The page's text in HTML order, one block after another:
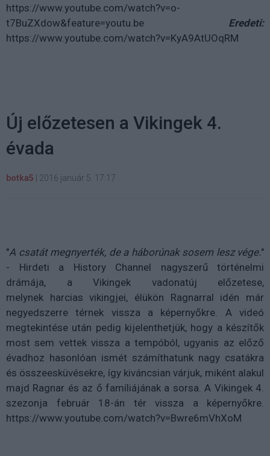
https://www.youtube.com/watch?v=o-
t7BuZXdow&feature=youtu.be Eredeti:
https://www.youtube.com/watch?v=KyA9AtUOqRM
Új előzetesen a Vikingek 4.
évada
botka5 2016 január 5. 17:17
"A csatát megnyerték, de a háborúnak sosem lesz vége."
- Hirdeti a History Channel nagyszerű történelmi
drámája, a Vikingek vadonatúj előzetese,
melynek harcias vikingjei, élükön Ragnarral idén már
negyedszerre térnek vissza a képernyőkre. A videó
megtekintése után pedig kijelenthetjük, hogy a készítők
most sem vettek vissza a tempóból, ugyanis az előző
évadhoz hasonlóan ismét számíthatunk nagy csatákra
és összeesküvésekre, így kiváncsian várjuk, miként alakul
majd Ragnar és az ő famíliájának a sorsa. A Vikingek 4.
szezonja február 18-án tér vissza a képernyőkre.
https://www.youtube.com/watch?v=Bwre6mVhXoM